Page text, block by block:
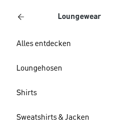
Loungewear
Alles entdecken
Loungehosen
Shirts
Sweatshirts & Jacken